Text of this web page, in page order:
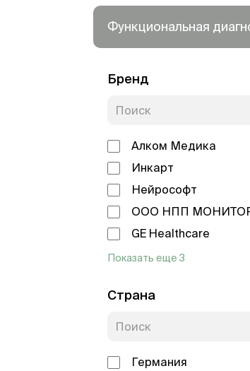
Функциональная
Бренд
Алком Медика
Инкарт
Нейрософт
ООО НПП
GE Healthcare
Показать еще 3
Страна
Германия